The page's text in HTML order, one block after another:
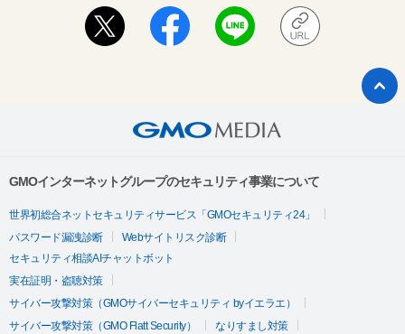
GMOインターネットグループのセキュリティ事業について
世界初総合ネットセキュリティサービス「GMOセキュリティ24」
パスワード漏洩診断
Webサイトリスク診断
セキュリティ相談AIチャットボット
実在証明・盗聴対策
サイバー攻撃対策（GMOサイバーセキュリティ byイエラエ）
サイバー攻撃対策（GMO Flatt Security）
なりすまし対策